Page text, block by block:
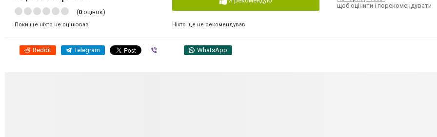
(0 оцінок)
Поки ще ніхто не оцінював Ніхто ще не рекомендував
щоб оцінити і порекомендувати
Reddit Telegram WhatsApp